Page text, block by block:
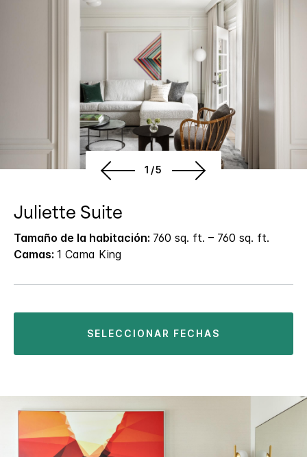
1/5
Juliette Suite
Tamaño de la habitación: 760 sq. ft. – 760 sq. ft.
Camas: 1 Cama King
SELECCIONAR FECHAS